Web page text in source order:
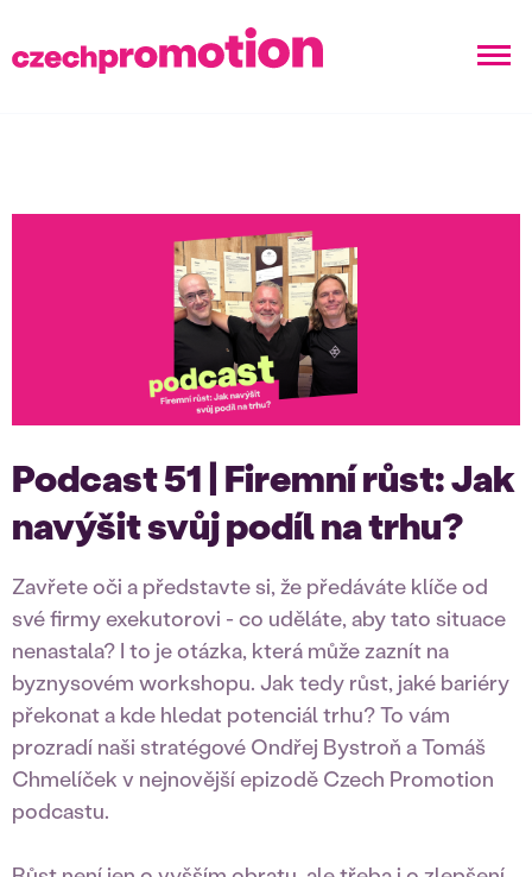
Podcast 51 | Firemní růst: Jak
navýšit svůj podíl na trhu?
Zavřete oči a představte si, že předáváte klíče od
své firmy exekutorovi - co uděláte, aby tato situace
nenastala? I to je otázka, která může zaznít na
byznysovém workshopu. Jak tedy růst, jaké bariéry
překonat a kde hledat potenciál trhu? To vám
prozradí naši stratégové Ondřej Bystroň a Tomáš
Chmelíček v nejnovější epizodě Czech Promotion
podcastu.